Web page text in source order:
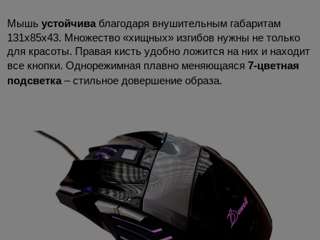
Мышь устойчива благодаря внушительным габаритам
131х85х43. Множество «хищных» изгибов нужны не только
для красоты. Правая кисть удобно ложится на них и находит
все кнопки. Однорежимная плавно меняющаяся 7-цветная
подсветка – стильное довершение образа.